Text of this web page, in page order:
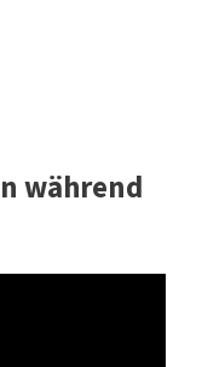
während